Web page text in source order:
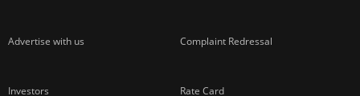
Advertise with us Complaint Redressal
Investors Rate Card